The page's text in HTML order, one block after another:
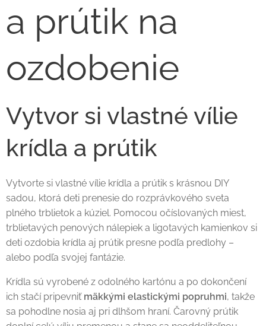
a prútik na
ozdobenie
Vytvor si vlastné vílie
krídla a prútik
Vytvorte si vlastné vílie krídla a prútik s krásnou DIY
sadou, ktorá deti prenesie do rozprávkového sveta
plného trblietok a kúziel. Pomocou očíslovaných miest,
trblietavých penových nálepiek a ligotavých kamienkov si
deti ozdobia krídla aj prútik presne podľa predlohy –
alebo podľa svojej fantázie.
Krídla sú vyrobené z odolného kartónu a po dokončení
ich stačí pripevniť mäkkými elastickými popruhmi, takže
sa pohodlne nosia aj pri dlhšom hraní. Čarovný prútik